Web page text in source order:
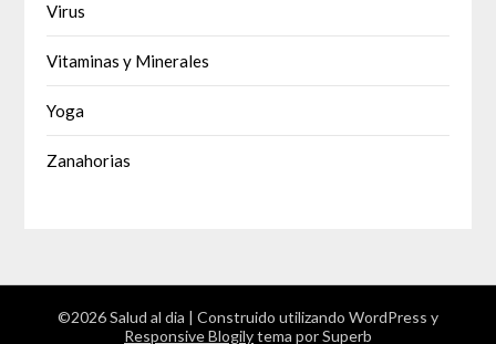
Virus
Vitaminas y Minerales
Yoga
Zanahorias
©2026 Salud al dia | Construido utilizando WordPress y
Responsive Blogilytema por Superb